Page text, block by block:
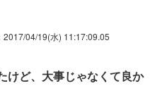
2017/04/19(水) 11:17:09.05
けど、大事じゃなくて良か